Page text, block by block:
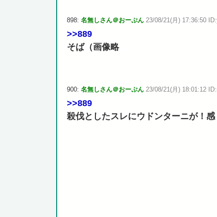
898: 名無しさん＠おーぷん 23/08/21(月) 17:36:50
>>889
そば（画像略
900: 名無しさん＠おーぷん 23/08/21(月) 18:01:12
>>889
殺伐としたスレにウドンターニが！感